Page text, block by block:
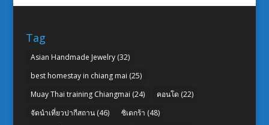
Tag
Asian Handmade Jewelry(32)
best homestay in chiang mai (25)
Muay Thai training Chiangmai (24) คอนโด (22)
จัดนำเที่ยวปากีสถาน(46) ซิเดกร้า (48)